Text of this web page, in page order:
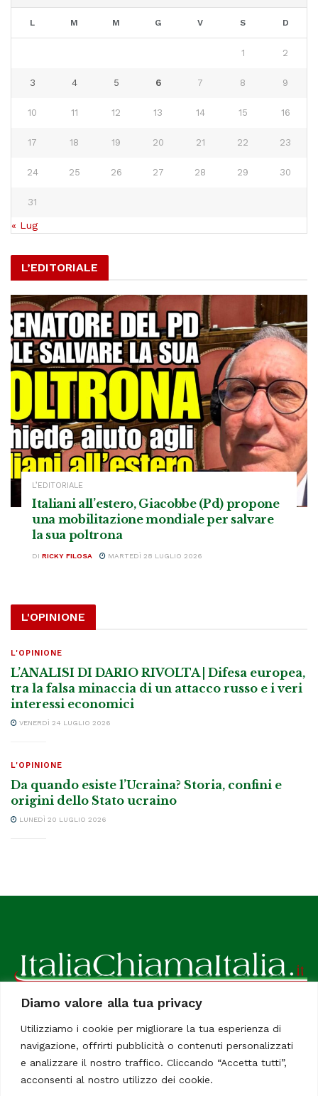
Diamo valore alla tua privacy
Utilizziamo i cookie per migliorare la tua esperienza di
navigazione, offrirti pubblicità o contenuti personalizzati
e analizzare il nostro traffico. Cliccando “Accetta tutti”,
acconsenti al nostro utilizzo dei cookie.
L M M G V S D
1 2
3 4 5 6 7 8 9
10 11 12 13 14 15 16
17 18 19 20 21 22 23
24 25 26 27 28 29 30
31
« Lug
L’EDITORIALE
L’EDITORIALE
Italiani all’estero, Giacobbe (Pd) propone
una mobilitazione mondiale per salvare
la sua poltrona
DI RICKY FILOSA MARTEDÌ 28 LUGLIO 2026
L'OPINIONE
L'OPINIONE
L’ANALISI DI DARIO RIVOLTA | Difesa europea,
tra la falsa minaccia di un attacco russo e i veri
interessi economici
VENERDÌ 24 LUGLIO 2026
L'OPINIONE
Da quando esiste l’Ucraina? Storia, confini e
origini dello Stato ucraino
LUNEDÌ 20 LUGLIO 2026
ItaliaChiamaItalia, il TUO quotidiano online preferito.
Dedicato in particolare a tutti gli italiani residenti all'estero.
Tutti i diritti sono riservati. Quotidiano online indipendente